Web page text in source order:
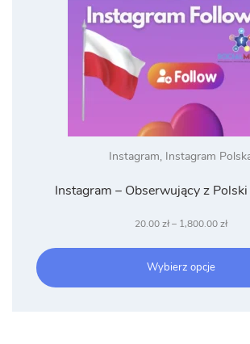
Instagram, Instagram
Instagram – Obserwujący z
20.00zł – 1,800.00złZakres
od
Wybierz opcje